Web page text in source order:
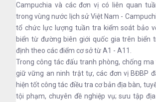
Campuchia và các đơn vị có liên quan
trong vùng nước lịch sử Việt Nam -
tổ chức lực lượng tuần tra kiểm soát bảo
biển từ đường biên giới quốc gia trên biển
định theo các điểm cơ sở từ A1 - A11.
Trong công tác đấu tranh phòng, chống
giữ vững an ninh trật tự, các đơn vị BĐBP
hiện tốt công tác điều tra cơ bản địa bàn,
tội phạm, chuyên đề nghiệp vụ; sưu tập